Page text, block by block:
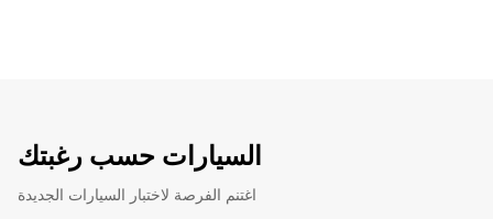
السيارات حسب رغبتك
اغتنم الفرصة لاختبار السيارات الجديدة